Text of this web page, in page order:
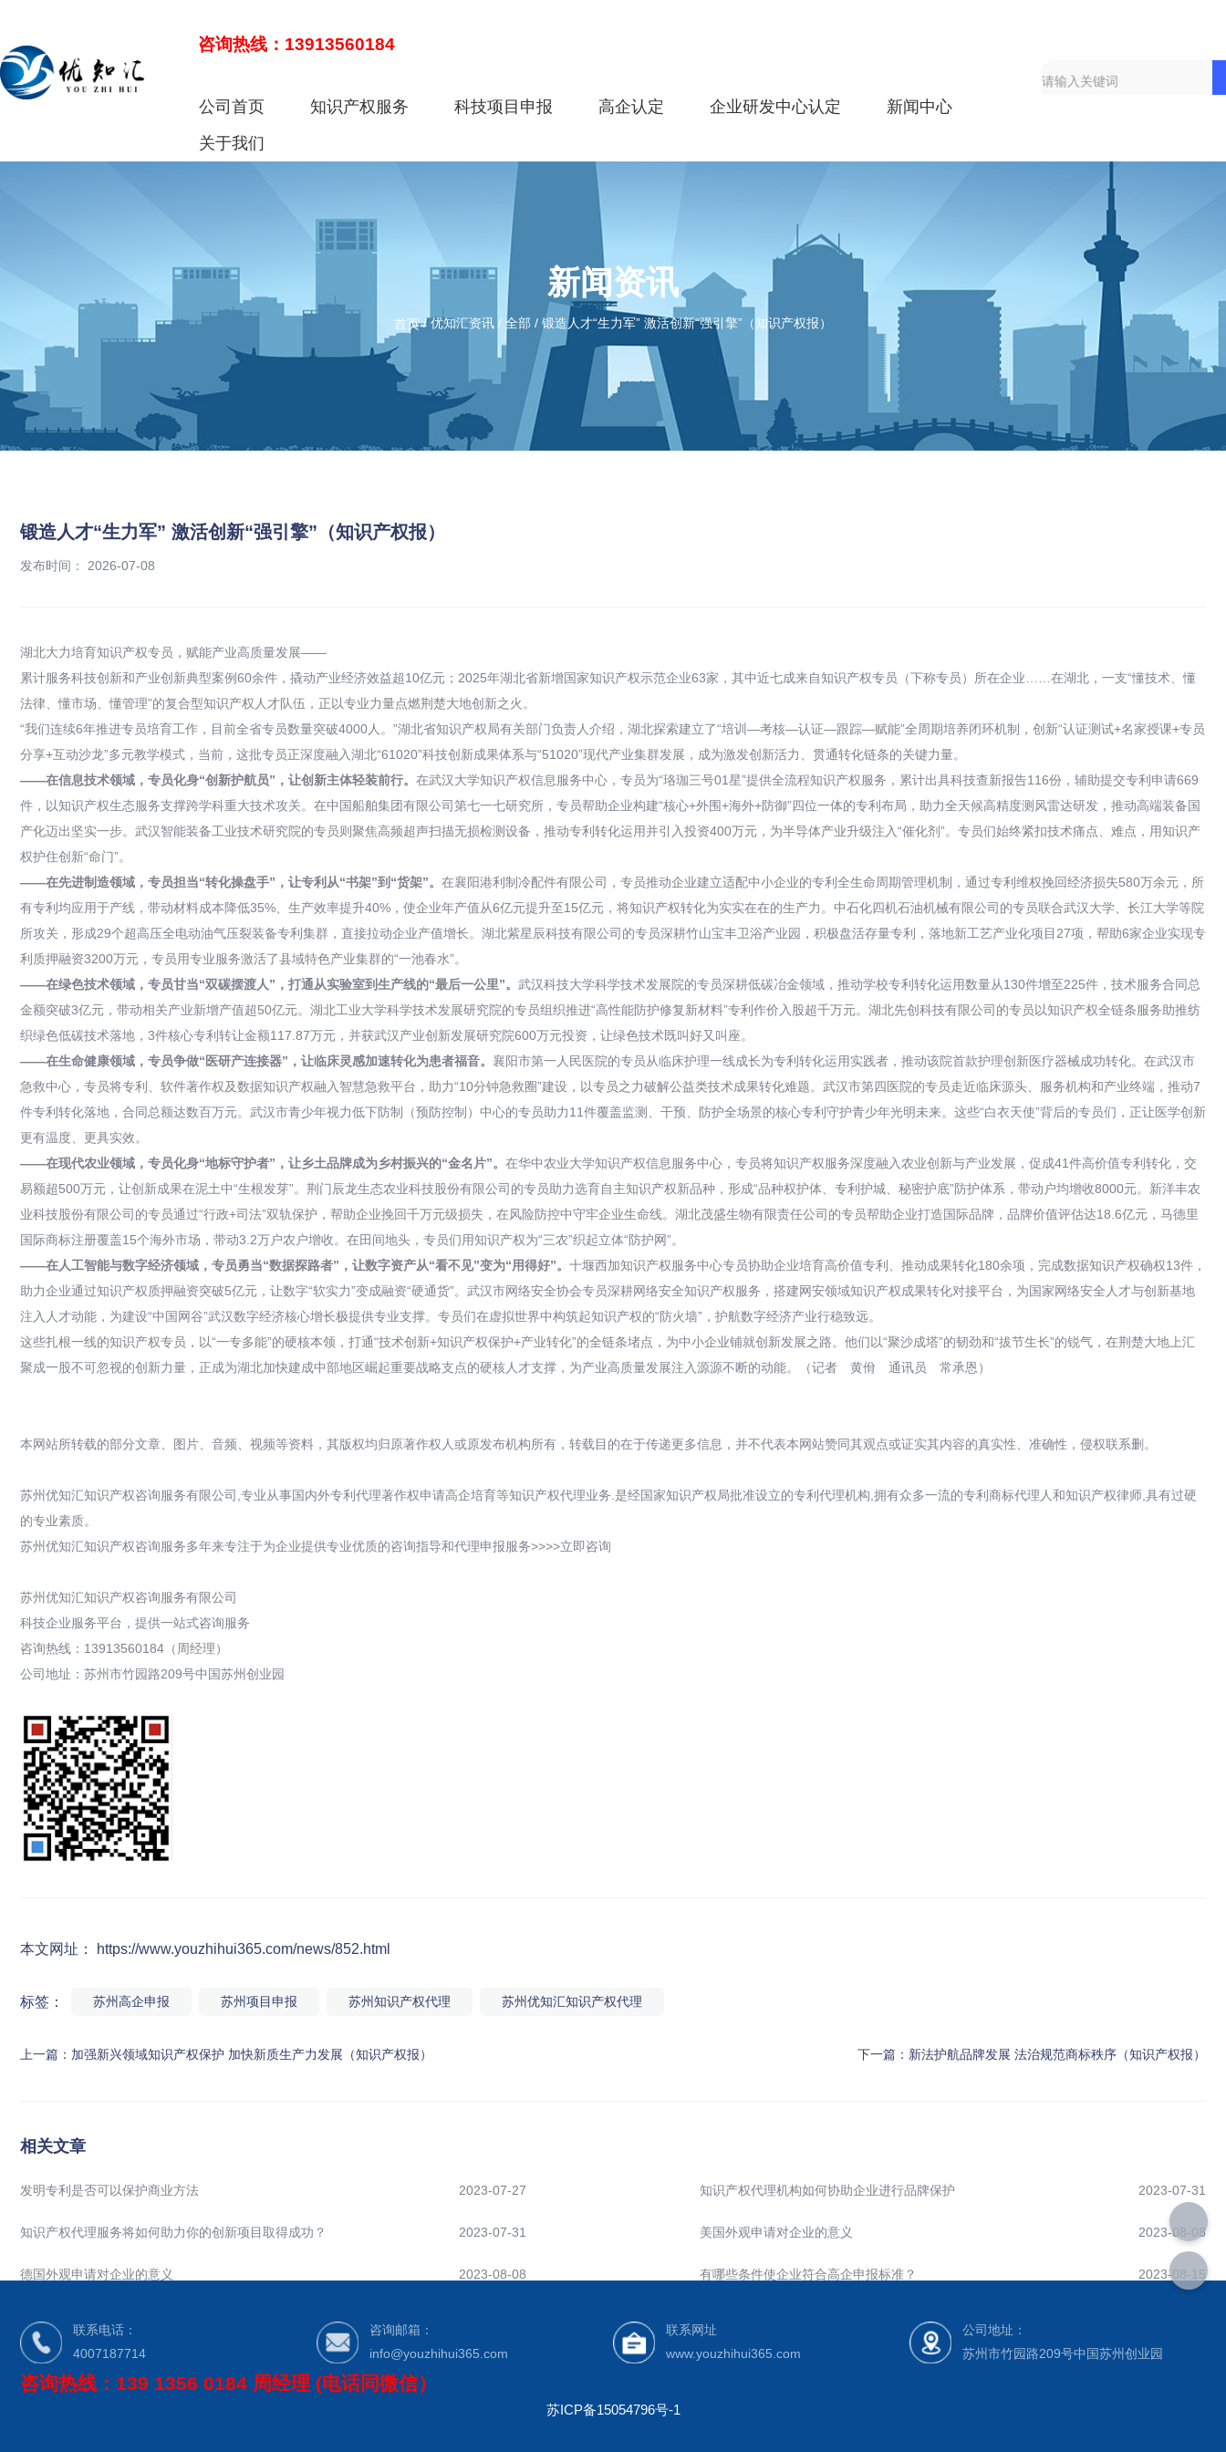
咨询热线：13913560184
公司首页 知识产权服务 科技项目申报 高企认定 企业研发中心认定
新闻中心
关于我们
新闻资讯
首页/优知汇资讯 / 全部 / 锻造人才“生力军” 激活创新“强引擎”（知识产权报）
锻造人才“生力军” 激活创新“强引擎”（知识产权报）
发布时间： 2026-07-08
湖北大力培育知识产权专员，赋能产业高质量发展——
累计服务科技创新和产业创新典型案例60余件，撬动产业经济效益超10亿元；2025年湖北省新增国家知识产权示范企业63家，其中近七成来自知识产权专员（下称专员）所在企业……在湖北，一支“懂技术、懂
法律、懂市场、懂管理”的复合型知识产权人才队伍，正以专业力量点燃荆楚大地创新之火。
“我们连续6年推进专员培育工作，目前全省专员数量突破4000人。”湖北省知识产权局有关部门负责人介绍，湖北探索建立了“培训—考核—认证—跟踪—赋能”全周期培养闭环机制，创新“认证测试+名家授课+专员
分享+互动沙龙”多元教学模式，当前，这批专员正深度融入湖北“61020”科技创新成果体系与“51020”现代产业集群发展，成为激发创新活力、贯通转化链条的关键力量。
——在信息技术领域，专员化身“创新护航员”，让创新主体轻装前行。 在武汉大学知识产权信息服务中心，专员为“珞珈三号01星”提供全流程知识产权服务，累计出具科技查新报告116份，辅助提交专利申请669
件，以知识产权生态服务支撑跨学科重大技术攻关。在中国船舶集团有限公司第七一七研究所，专员帮助企业构建“核心+外围+海外+防御”四位一体的专利布局，助力全天候高精度测风雷达研发，推动高端装备国
产化迈出坚实一步。武汉智能装备工业技术研究院的专员则聚焦高频超声扫描无损检测设备，推动专利转化运用并引入投资400万元，为半导体产业升级注入“催化剂”。专员们始终紧扣技术痛点、难点，用知识产
权护住创新“命门”。
——在先进制造领域，专员担当“转化操盘手”，让专利从“书架”到“货架”。 在襄阳港利制冷配件有限公司，专员推动企业建立适配中小企业的专利全生命周期管理机制，通过专利维权挽回经济损失580万余元，所
有专利均应用于产线，带动材料成本降低35%、生产效率提升40%，使企业年产值从6亿元提升至15亿元，将知识产权转化为实实在在的生产力。中石化四机石油机械有限公司的专员联合武汉大学、长江大学等院
所攻关，形成29个超高压全电动油气压裂装备专利集群，直接拉动企业产值增长。湖北紫星辰科技有限公司的专员深耕竹山宝丰卫浴产业园，积极盘活存量专利，落地新工艺产业化项目27项，帮助6家企业实现专
利质押融资3200万元，专员用专业服务激活了县域特色产业集群的“一池春水”。
——在绿色技术领域，专员甘当“双碳摆渡人”，打通从实验室到生产线的“最后一公里”。 武汉科技大学科学技术发展院的专员深耕低碳冶金领域，推动学校专利转化运用数量从130件增至225件，技术服务合同总
金额突破3亿元，带动相关产业新增产值超50亿元。湖北工业大学科学技术发展研究院的专员组织推进“高性能防护修复新材料”专利作价入股超千万元。湖北先创科技有限公司的专员以知识产权全链条服务助推纺
织绿色低碳技术落地，3件核心专利转让金额117.87万元，并获武汉产业创新发展研究院600万元投资，让绿色技术既叫好又叫座。
——在生命健康领域，专员争做“医研产连接器”，让临床灵感加速转化为患者福音。 襄阳市第一人民医院的专员从临床护理一线成长为专利转化运用实践者，推动该院首款护理创新医疗器械成功转化。在武汉市
急救中心，专员将专利、软件著作权及数据知识产权融入智慧急救平台，助力“10分钟急救圈”建设，以专员之力破解公益类技术成果转化难题。武汉市第四医院的专员走近临床源头、服务机构和产业终端，推动7
件专利转化落地，合同总额达数百万元。武汉市青少年视力低下防制（预防控制）中心的专员助力11件覆盖监测、干预、防护全场景的核心专利守护青少年光明未来。这些“白衣天使”背后的专员们，正让医学创新
更有温度、更具实效。
——在现代农业领域，专员化身“地标守护者”，让乡土品牌成为乡村振兴的“金名片”。 在华中农业大学知识产权信息服务中心，专员将知识产权服务深度融入农业创新与产业发展，促成41件高价值专利转化，交
易额超500万元，让创新成果在泥土中“生根发芽”。荆门辰龙生态农业科技股份有限公司的专员助力选育自主知识产权新品种，形成“品种权护体、专利护城、秘密护底”防护体系，带动户均增收8000元。新洋丰农
业科技股份有限公司的专员通过“行政+司法”双轨保护，帮助企业挽回千万元级损失，在风险防控中守牢企业生命线。湖北茂盛生物有限责任公司的专员帮助企业打造国际品牌，品牌价值评估达18.6亿元，马德里
国际商标注册覆盖15个海外市场，带动3.2万户农户增收。在田间地头，专员们用知识产权为“三农”织起立体“防护网”。
——在人工智能与数字经济领域，专员勇当“数据探路者”，让数字资产从“看不见”变为“用得好”。 十堰西加知识产权服务中心专员协助企业培育高价值专利、推动成果转化180余项，完成数据知识产权确权13件，
助力企业通过知识产权质押融资突破5亿元，让数字“软实力”变成融资“硬通货”。武汉市网络安全协会专员深耕网络安全知识产权服务，搭建网安领域知识产权成果转化对接平台，为国家网络安全人才与创新基地
注入人才动能，为建设“中国网谷”武汉数字经济核心增长极提供专业支撑。专员们在虚拟世界中构筑起知识产权的“防火墙”，护航数字经济产业行稳致远。
这些扎根一线的知识产权专员，以“一专多能”的硬核本领，打通“技术创新+知识产权保护+产业转化”的全链条堵点，为中小企业铺就创新发展之路。他们以“聚沙成塔”的韧劲和“拔节生长”的锐气，在荆楚大地上汇
聚成一股不可忽视的创新力量，正成为湖北加快建成中部地区崛起重要战略支点的硬核人才支撑，为产业高质量发展注入源源不断的动能。（记者 黄佾 通讯员 常承恩）
本网站所转载的部分文章、图片、音频、视频等资料，其版权均归原著作权人或原发布机构所有，转载目的在于传递更多信息，并不代表本网站赞同其观点或证实其内容的真实性、准确性，侵权联系删。
苏州优知汇知识产权咨询服务有限公司,专业从事国内外专利代理著作权申请高企培育等知识产权代理业务.是经国家知识产权局批准设立的专利代理机构,拥有众多一流的专利商标代理人和知识产权律师,具有过硬
的专业素质。
苏州优知汇知识产权咨询服务多年来专注于为企业提供专业优质的咨询指导和代理申报服务>>>>立即咨询
苏州优知汇知识产权咨询服务有限公司
科技企业服务平台，提供一站式咨询服务
咨询热线：13913560184（周经理）
公司地址：苏州市竹园路209号中国苏州创业园
本文网址： https://www.youzhihui365.com/news/852.html
标签： 苏州高企申报 苏州项目申报 苏州知识产权代理 苏州优知汇知识产权代理
上一篇： 加强新兴领域知识产权保护 加快新质生产力发展（知识产权报） 下一篇： 新法护航品牌发展 法治规范商标秩序（知识产权报）
相关文章
2023-07-27
发明专利是否可以保护商业方法 2023-07-31
知识产权代理机构如何协助企业进行品牌保护
2023-07-31
知识产权代理服务将如何助力你的创新项目取得成功？ 2023-08-08
美国外观申请对企业的意义
2023-08-08
德国外观申请对企业的意义 2023-08-15
有哪些条件使企业符合高企申报标准？
联系电话：
4007187714
咨询邮箱：
info@youzhihui365.com
联系网址
www.youzhihui365.com
公司地址：
苏州市竹园路209号中国苏州创业园
咨询热线：139 1356 0184 周经理 (电话同微信）
苏ICP备15054796号-1